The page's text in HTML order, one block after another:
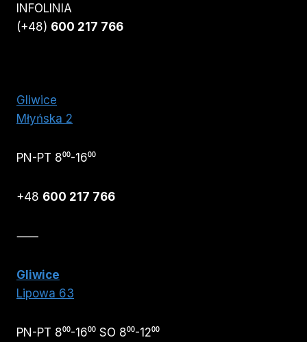
INFOLINIA
(+48) 600 217 766
Gliwice
Młyńska 2
PN-PT 8⁰⁰-16⁰⁰
+48 600 217 766
⸺
Gliwice
Lipowa 63
PN-PT 8⁰⁰-16⁰⁰ SO 8⁰⁰-12⁰⁰